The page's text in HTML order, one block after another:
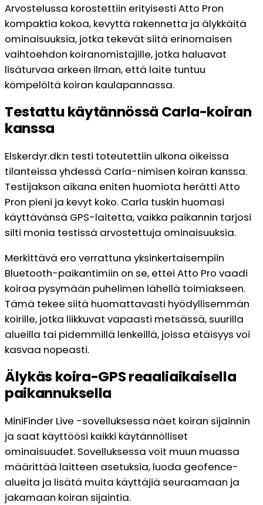
Arvostelussa korostettiin erityisesti Atto Pron
kompaktia kokoa, kevyttä rakennetta ja älykkäitä
ominaisuuksia, jotka tekevät siitä erinomaisen
vaihtoehdon koiranomistajille, jotka haluavat
lisäturvaa arkeen ilman, että laite tuntuu
kömpelöltä koiran kaulapannassa.
Testattu käytännössä Carla-koiran
kanssa
Elskerdyr.dk:n testi toteutettiin ulkona oikeissa
tilanteissa yhdessä Carla-nimisen koiran kanssa.
Testijakson aikana eniten huomiota herätti Atto
Pron pieni ja kevyt koko. Carla tuskin huomasi
käyttävänsä GPS-laitetta, vaikka paikannin tarjosi
silti monia testissä arvostettuja ominaisuuksia.
Merkittävä ero verrattuna yksinkertaisempiin
Bluetooth-paikantimiin on se, ettei Atto Pro vaadi
koiraa pysymään puhelimen lähellä toimiakseen.
Tämä tekee siitä huomattavasti hyödyllisemmän
koirille, jotka liikkuvat vapaasti metsässä, suurilla
alueilla tai pidemmillä lenkeillä, joissa etäisyys voi
kasvaa nopeasti.
Älykäs koira-GPS reaaliaikaisella
paikannuksella
MiniFinder Live -sovelluksessa näet koiran sijainnin
ja saat käyttöösi kaikki käytännölliset
ominaisuudet. Sovelluksessa voit muun muassa
määrittää laitteen asetuksia, luoda geofence-
alueita ja lisätä muita käyttäjiä seuraamaan ja
jakamaan koiran sijaintia.